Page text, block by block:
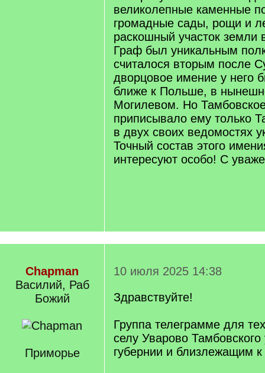
великолепные каменные
громадные сады, рощи и
раскошный участок земли
Граф был уникальным
считалося вторым после
дворцовое имение у него
ближе к Польше, в
Могилевом. Но
приписывало ему только
в двух своих ведомостях
Точный состав этого
интересуют особо! С
Chapman
Василий, Раб
Божий
Приморье
10 июля 2025 14:38
Здравствуйте!
Группа телеграмме для
селу Уварово
губернии и близлежащим